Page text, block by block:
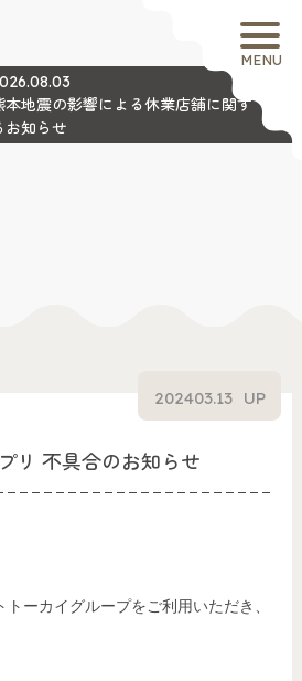
MENU
本地震の影響による休業店舗に関す
お知らせ
リ 不具合のお知らせ
202403.13 UP
ーカイグループをご利用いただき、